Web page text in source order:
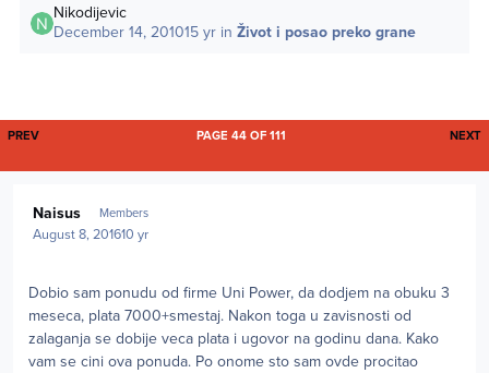
Nikodijevic
December 14, 201015 yr inŽivot i posao preko grane
FIRST PAGE
PREV NEXT
PAGE 44 OF 111
Naisus Members
August 8, 201610 yr
Dobio sam ponudu od firme Uni Power, da dodjem na obuku 3
meseca, plata 7000+smestaj. Nakon toga u zavisnosti od
zalaganja se dobije veca plata i ugovor na godinu dana. Kako
vam se cini ova ponuda. Po onome sto sam ovde procitao